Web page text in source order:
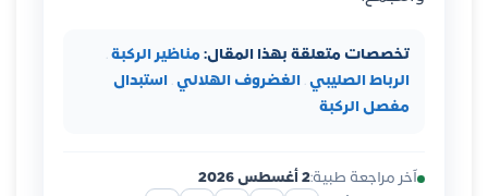
تخصصات متعلقة بهذا المقال: مناظير الركبة ·
الرباط الصليبي · الغضروف الهلالي ·
استبدال
مفصل الركبة
آخر مراجعة طبية:2 أغسطس 2026